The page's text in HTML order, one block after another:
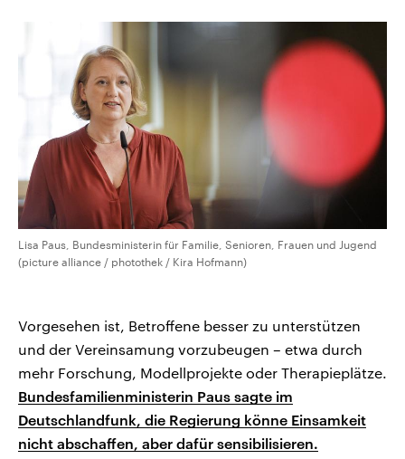
Umfragen, Prognosen,
und Hintergründe zu den Parteien
und Kandidaten der anstehenden
Sendungen Podcasts
Audio-Archiv
Lisa Paus, Bundesministerin für Familie, Senioren, Frauen und Jugend
(picture alliance / photothek / Kira Hofmann)
Vorgesehen ist, Betroffene besser zu unterstützen
und der Vereinsamung vorzubeugen – etwa durch
mehr Forschung, Modellprojekte oder Therapieplätze.
Bundesfamilienministerin Paus sagte im
Deutschlandfunk, die Regierung könne Einsamkeit
nicht abschaffen, aber dafür sensibilisieren.